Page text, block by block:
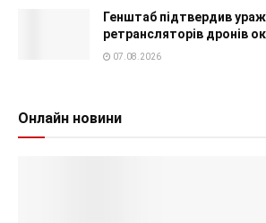
Генштаб підтвердив
ретрансляторів дронів
07.08.2026
Онлайн новини